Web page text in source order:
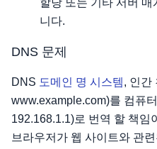
할당 또는 기타 서버
니다.
DNS 문제
DNS 도메인 명 시스템, 인간
www.example.com)를 컴퓨
192.168.1.1)로 번역 할 책임
브라우저가 웹 사이트와 관